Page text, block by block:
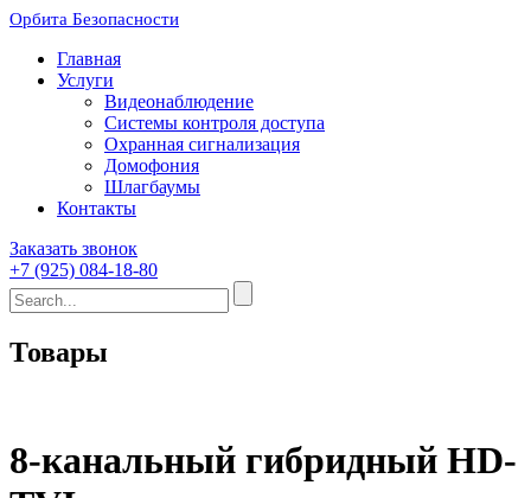
Орбита Безопасности
Главная
Услуги
Видеонаблюдение
Системы контроля доступа
Охранная сигнализация
Домофония
Шлагбаумы
Контакты
Заказать звонок
+7 (925) 084-18-80
Товары
8-канальный гибридный HD-